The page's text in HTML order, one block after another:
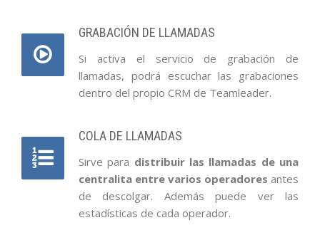
GRABACIÓN DE LLAMADAS
Si activa el servicio de grabación de
llamadas, podrá escuchar las grabaciones
dentro del propio CRM de Teamleader.
COLA DE LLAMADAS
Sirve para distribuir las llamadas de una
centralita entre varios operadores antes
de descolgar. Además puede ver las
estadísticas de cada operador.